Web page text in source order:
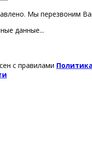
Мы перезвоним
данные...
с правилами Политика